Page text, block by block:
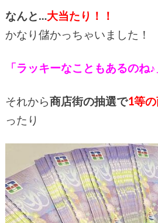
なんと…大当たり！！
かなり儲かっちゃいました！
「ラッキーなこともあるのね♪
それから商店街の抽選で1等
ったり